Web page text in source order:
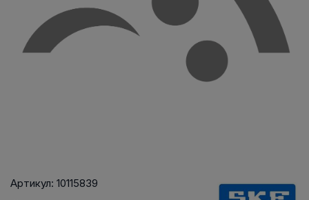
Артикул: 10115839